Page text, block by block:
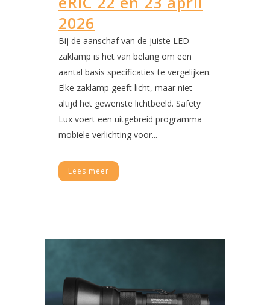
2026
Bij de aanschaf van de juiste LED
zaklamp is het van belang om een
aantal basis specificaties te vergelijken.
Elke zaklamp geeft licht, maar niet
altijd het gewenste lichtbeeld. Safety
Lux voert een uitgebreid programma
mobiele verlichting voor...
Lees meer